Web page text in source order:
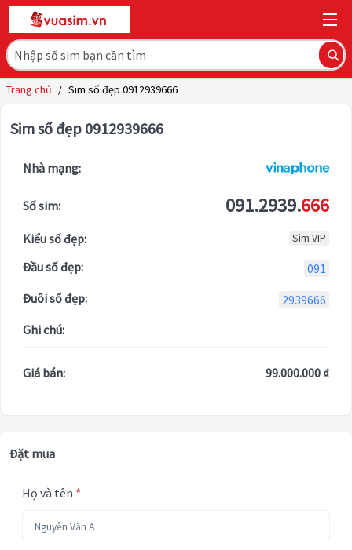
Trang chủ / Sim số đẹp 0912939666
Sim số đẹp 0912939666
Nhà mạng:
Số sim: 091.2939.666
Kiểu số đẹp: Sim VIP
Đầu số đẹp:
091
Đuôi số đẹp:
2939666
Ghi chú:
Giá bán: 99.000.000 ₫
Đặt mua
Họ và tên *